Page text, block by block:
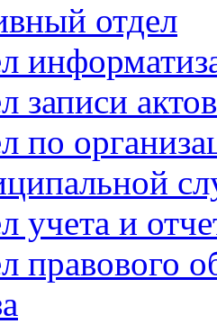
отдел
записи
по
учета и
правового